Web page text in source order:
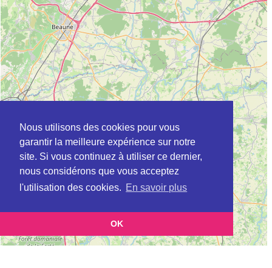
Nous utilisons des cookies pour vous
garantir la meilleure expérience sur notre
site. Si vous continuez à utiliser ce dernier,
nous considérons que vous acceptez
l'utilisation des cookies. En savoir plus
OK